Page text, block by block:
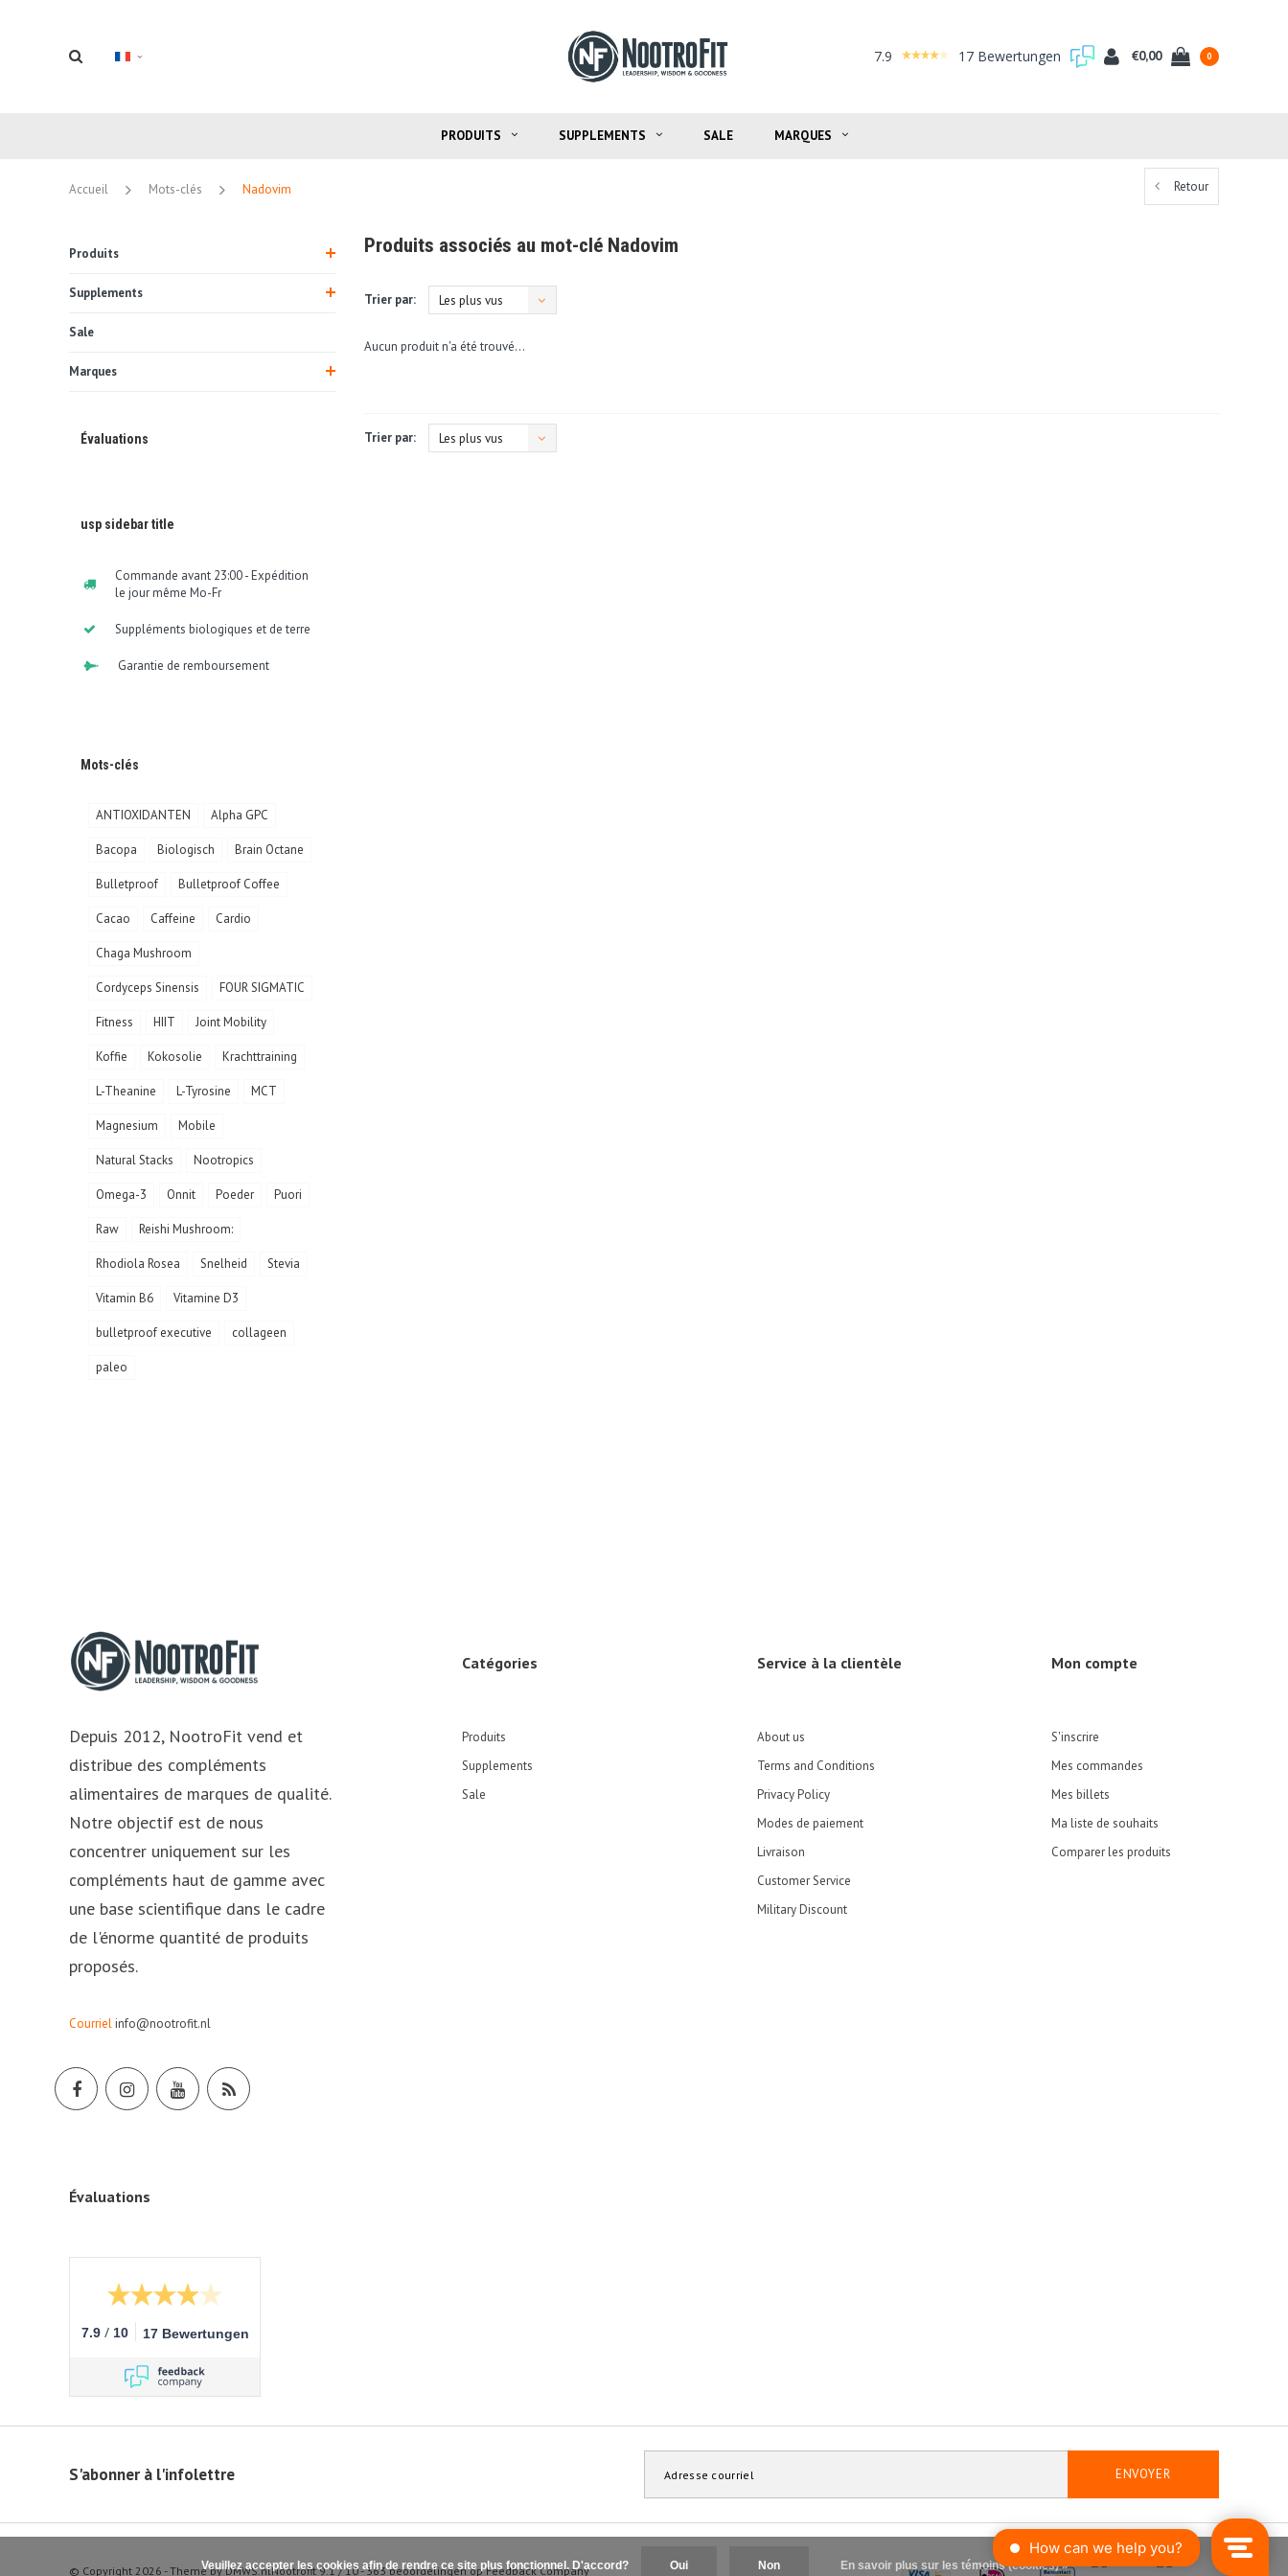
7.9 17 Bewertungen €0,00 0
PRODUITS SUPPLEMENTS SALE MARQUES
Accueil Mots-clés Nadovim Retour
Produits
Supplements
Sale
Marques
Évaluations
usp sidebar title
Commande avant 23:00 - Expédition
le jour même Mo-Fr
Suppléments biologiques et de terre
Garantie de remboursement
Mots-clés
ANTIOXIDANTEN Alpha GPC
Bacopa Biologisch Brain Octane
Bulletproof Bulletproof Coffee
Cacao Caffeine Cardio
Chaga Mushroom
Cordyceps Sinensis FOUR SIGMATIC
Fitness HIIT Joint Mobility
Koffie Kokosolie Krachttraining
L-Theanine L-Tyrosine MCT
Magnesium Mobile
Natural Stacks Nootropics
Omega-3 Onnit Poeder Puori
Raw Reishi Mushroom:
Rhodiola Rosea Snelheid Stevia
Vitamin B6 Vitamine D3
bulletproof executive collageen
paleo
Produits associés au mot-clé Nadovim
Trier par: Les plus vus
Aucun produit n'a été trouvé...
Trier par: Les plus vus
Depuis 2012, NootroFit vend et
distribue des compléments
alimentaires de marques de qualité.
Notre objectif est de nous
concentrer uniquement sur les
compléments haut de gamme avec
une base scientifique dans le cadre
de l'énorme quantité de produits
proposés.
Courrielinfo@nootrofit.nl
Catégories
Produits
Supplements
Sale
Service à la clientèle
About us
Terms and Conditions
Privacy Policy
Modes de paiement
Livraison
Customer Service
Military Discount
Mon compte
S'inscrire
Mes commandes
Mes billets
Ma liste de souhaits
Comparer les produits
Évaluations
7.9 / 10 17 Bewertungen
S'abonner à l'infolettre ENVOYER
© Copyright 2026 - Theme byDMWS.nlNootrofit 9.1/10 -363beoordelingen opFeedback Company
Veuillez accepter les cookies afin de rendre ce site plus fonctionnel. D'accord? Oui Non En savoir plus sur les témoins (cookies) »